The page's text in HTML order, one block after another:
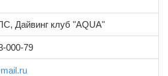
Дайвинг клуб "AQUA"
000-79